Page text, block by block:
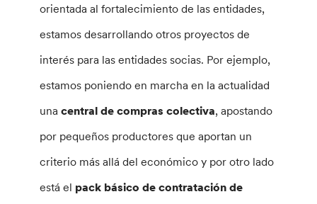
orientada al fortalecimiento de las entidades,
estamos desarrollando otros proyectos de
interés para las entidades socias. Por ejemplo,
estamos poniendo en marcha en la actualidad
unacentral de compras colectiva, apostando
por pequeños productores que aportan un
criterio más allá del económico y por otro lado
está el pack básico de contratación de